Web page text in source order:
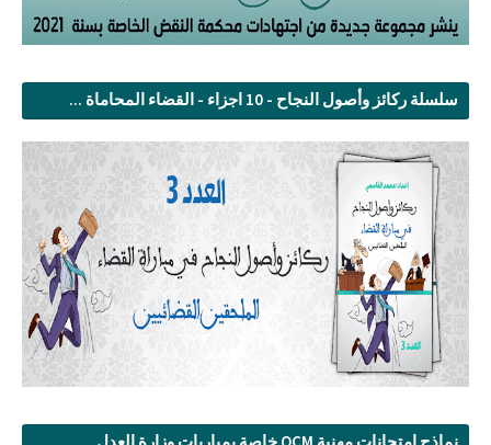
سلسلة ركائز وأصول النجاح - 10 اجزاء - القضاء المحاماة ...
نماذج امتحانات مهنية QCM خاصة بمباريات وزارة العدل